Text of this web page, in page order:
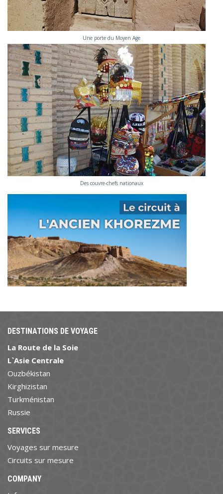
Une porte du Moyen Age
Des couvre-chefs nationaux
DESTINATIONS DE VOYAGE
La Route de la Soie
L`Asie Centrale
Ouzbékistan
Kirghizistan
Turkménistan
Russie
SERVICES
Voyages sur mesure
Circuits sur mesure
COMPANY